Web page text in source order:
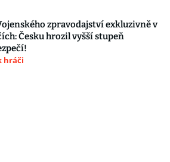
zpravodajství exkluzivně v
Česku hrozil vyšší stupeň
hráči